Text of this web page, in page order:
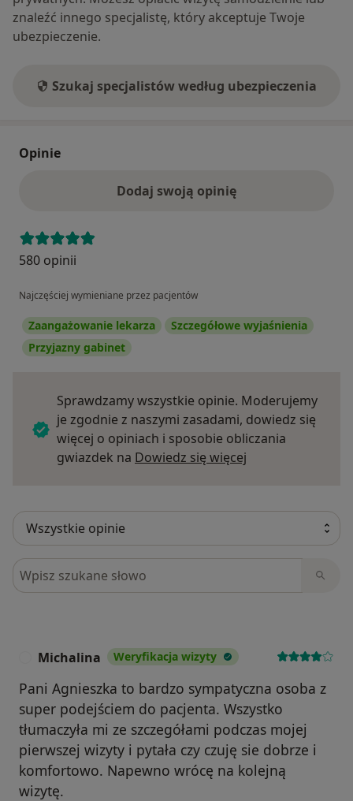
znaleźć innego specjalistę, który akceptuje Twoje
ubezpieczenie.
Szukaj specjalistów według ubezpieczenia
Opinie
Dodaj swoją opinię
580 opinii
Najczęściej wymieniane przez pacjentów
Zaangażowanie lekarza
Szczegółowe wyjaśnienia
Przyjazny gabinet
Sprawdzamy wszystkie opinie. Moderujemy
je zgodnie z naszymi zasadami, dowiedz się
więcej o opiniach i sposobie obliczania
gwiazdek na Dowiedz się więcej
Szukaj w opiniach
Michalina Weryfikacja wizyty
Pani Agnieszka to bardzo sympatyczna osoba z
super podejściem do pacjenta. Wszystko
tłumaczyła mi ze szczegółami podczas mojej
pierwszej wizyty i pytała czy czuję sie dobrze i
komfortowo. Napewno wrócę na kolejną
wizytę.